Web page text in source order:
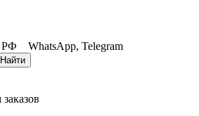
РФ
WhatsApp, Telegram